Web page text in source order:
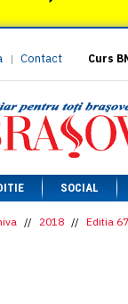
| Contact Curs
SOCIAL
// 2018 // Editia